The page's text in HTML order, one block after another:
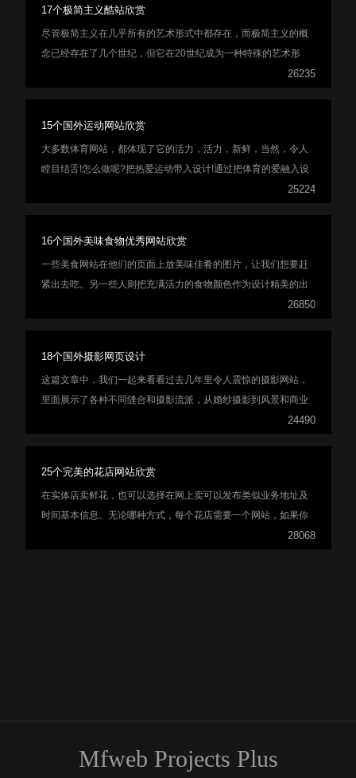
17个极简主义酷站欣赏
尽管极简主义在几乎所有的艺术形式中都存在，而极简主义的概
念已经存在了几个世纪，但它在20世纪成为一种特殊的艺术形
式。从那时起，就像复古或复古设计一样，它从来没有进入或走
26235
15个国外运动网站欣赏
大多数体育网站，都体现了它的活力，活力，新鲜，当然，令人
瞠目结舌!怎么做呢?把热爱运动带入设计!通过把体育的爱融入设
计！运动是充满活力和行动的，所以记住不要遵循常规的风格，
25224
16个国外美味食物优秀网站欣赏
一些美食网站在他们的页面上放美味佳肴的图片，让我们想要赶
紧出去吃。另一些人则把充满活力的食物颜色作为设计精美的出
26850
18个国外摄影网页设计
这篇文章中，我们一起来看看过去几年里令人震惊的摄影网站，
里面展示了各种不同缝合和摄影流派，从婚纱摄影到风景和商业
24490
25个完美的花店网站欣赏
在实体店卖鲜花，也可以选择在网上卖可以发布类似业务地址及
时间基本信息。无论哪种方式，每个花店需要一个网站，如果你
正在寻找设计思想，可以看小编整理的25篇花店网站，希望能提
28068
Mfweb Projects Plus